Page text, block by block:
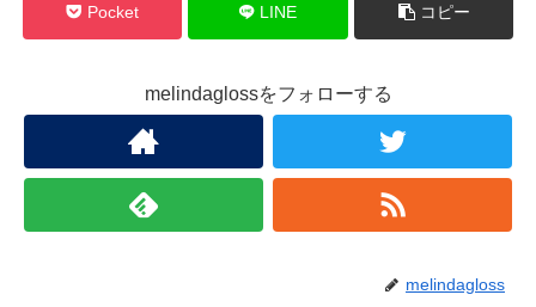
Pocket LINE コピー
melindaglossをフォローする
melindagloss